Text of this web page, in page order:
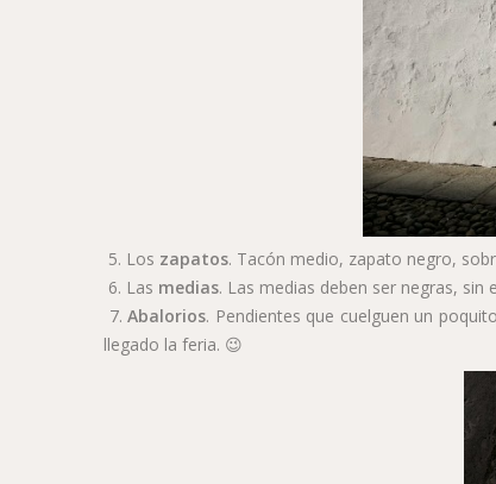
5. Los zapatos. Tacón medio, zapato negro,
6. Las medias. Las medias deben ser negras,
7.Abalorios. Pendientes que cuelguen un
llegado la feria. 😉